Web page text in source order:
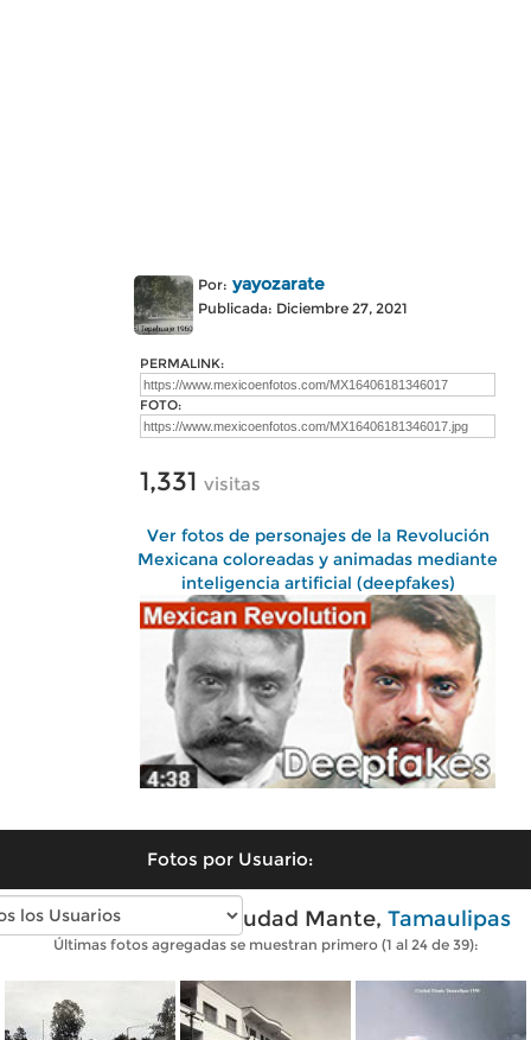
Por: yayozarate
Publicada: Diciembre 27, 2021
PERMALINK:
FOTO:
1,331 visitas
Ver fotos de personajes de la Revolución
Mexicana coloreadas y animadas mediante
inteligencia artificial (deepfakes)
Fotos por Usuario:
Fotos antiguas de Ciudad Mante, Tamaulipas
Últimas fotos agregadas se muestran primero (1 al 24 de 39):